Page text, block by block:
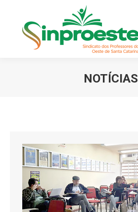
NOTÍCIAS